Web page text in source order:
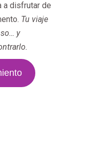
a disfrutar de
Tu viaje
y